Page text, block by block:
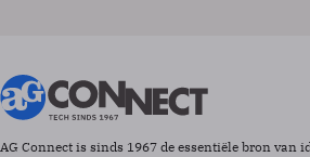
AG Connect is sinds 1967 de essentiële bron van